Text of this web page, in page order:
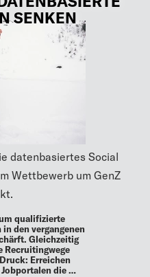
SENKEN
datenbasiertes Social
Wettbewerb um GenZ
qualifizierte
den vergangenen
Gleichzeitig
Recruitingwege
Erreichen
die …